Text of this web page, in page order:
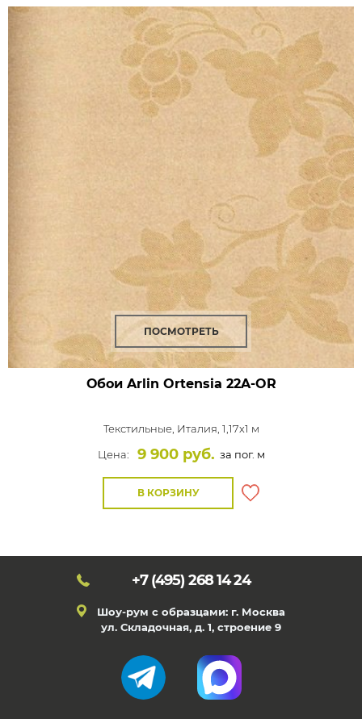
ПОСМОТРЕТЬ
Обои Arlin Ortensia 22A-OR
Текстильные, Италия, 1,17x1 м
Цена:
9 900 руб. за пог. м
В КОРЗИНУ
+7 (495) 268 14 24
Шоу-рум с образцами: г. Москва
ул. Складочная, д. 1, строение 9